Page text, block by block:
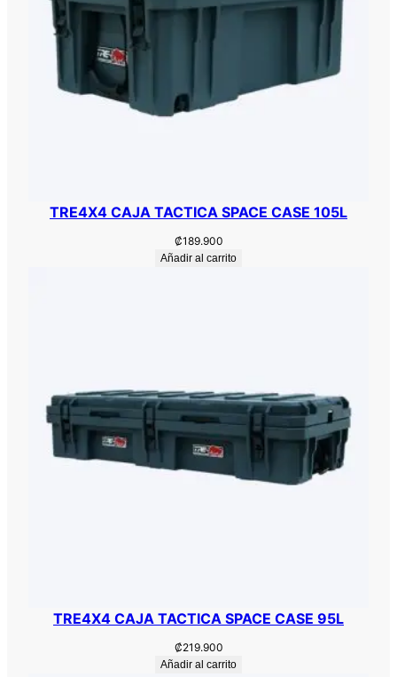
TRE4X4 CAJA TACTICA SPACE CASE 105L
₡189.900
Añadir al carrito
TRE4X4 CAJA TACTICA SPACE CASE 95L
₡219.900
Añadir al carrito